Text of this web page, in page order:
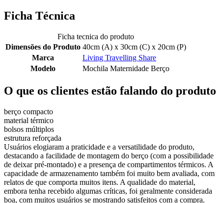
Ficha Técnica
Ficha tecnica do produto
Dimensões do Produto 40cm (A) x 30cm (C) x 20cm (P)
Marca
Living Travelling Share
Modelo
Mochila Maternidade Berço
O que os clientes estão falando do produto
berço compacto
material térmico
bolsos múltiplos
estrutura reforçada
Usuários elogiaram a praticidade e a versatilidade do produto,
destacando a facilidade de montagem do berço (com a possibilidade
de deixar pré-montado) e a presença de compartimentos térmicos. A
capacidade de armazenamento também foi muito bem avaliada, com
relatos de que comporta muitos itens. A qualidade do material,
embora tenha recebido algumas críticas, foi geralmente considerada
boa, com muitos usuários se mostrando satisfeitos com a compra.